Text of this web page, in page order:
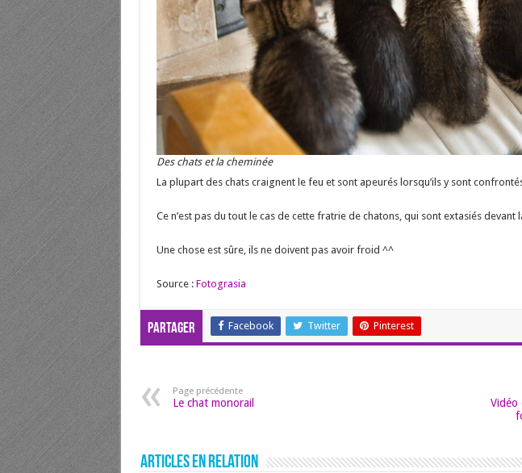
Des chats et la cheminée
La plupart des chats craignent le feu et sont apeurés lorsqu’ils y sont
Ce n’est pas du tout le cas de cette fratrie de chatons, qui sont extasiés devant
Une chose est sûre, ils ne doivent pas avoir froid ^^
Source : Fotograsia
Partager Facebook Twitter Pinterest
Page précédente
Le chat monorail
Articles en relation